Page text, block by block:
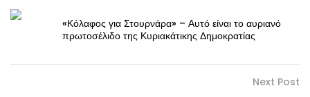
«Κόλαφος για Στουρνάρα» – Αυτό είναι το αυριανό
πρωτοσέλιδο της Κυριακάτικης Δημοκρατίας
Next Post